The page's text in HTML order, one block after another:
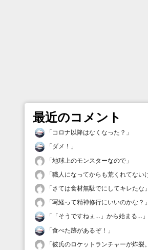
最近のコメント
「コロナ以降はなくなった？ 」
「ダメ！ 」
「地球上のモンスターなので 」
「職人になってからも荒くれてない
「さては食材無駄でにしてキレたな 」
「写経って精神修行にいいのかな？ 」
「 「そうですねぇ…」から始まる… 」
「食べた跡があるぞ！ 」
「彼氏のロケットランチャーが炸裂。